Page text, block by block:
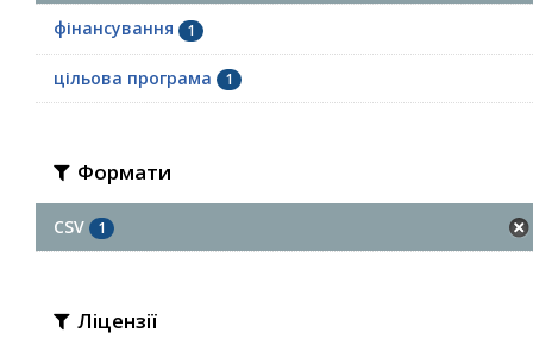
фінансування 1
цільова програма 1
Формати
CSV 1
Ліцензії